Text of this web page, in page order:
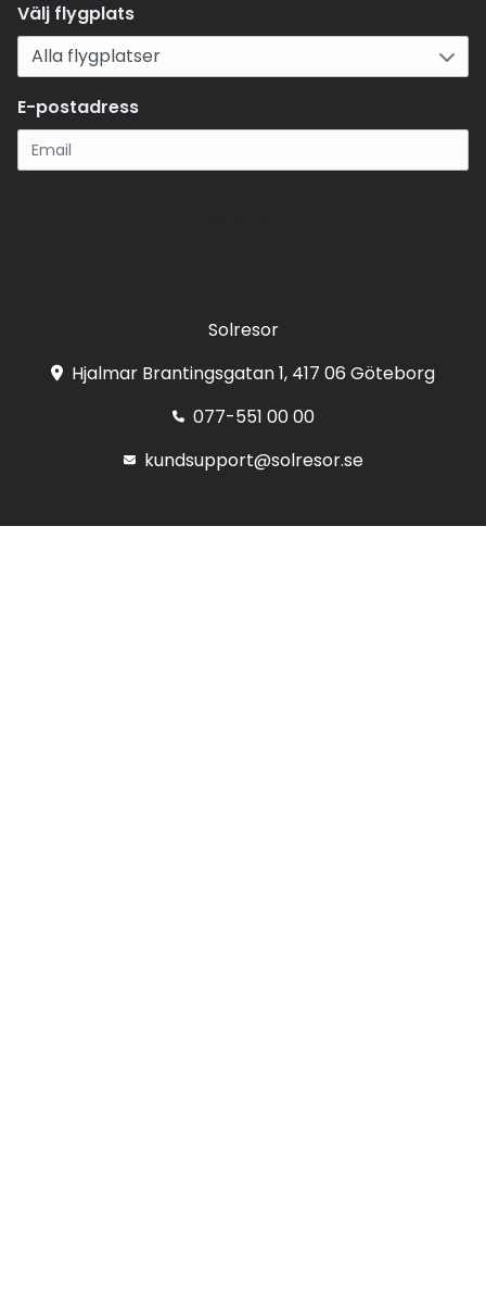
Välj flygplats
E-postadress
Solresor
Hjalmar Brantingsgatan 1, 417 06 Göteborg
077-551 00 00
kundsupport@solresor.se